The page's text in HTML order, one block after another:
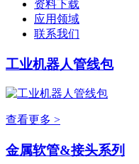
资料下载
应用领域
联系我们
工业机器人管线包
查看更多 >
金属软管&接头系列